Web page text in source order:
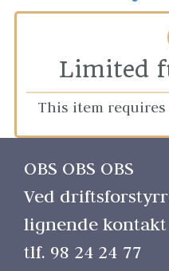
Limited
This item
OBS OBS OBS
Ved
lignende
tlf. 98 24 24 77